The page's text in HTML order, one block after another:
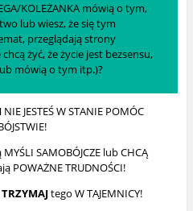
KOLEŻANKA mówią o tym,
lub wiesz, że się tym
przeglądają strony
żyć, że życie jest bezsensu,
mówią o tym itp.)?
NIE JESTEŚ W STANIE POMÓC
SAMOBÓJCZE lub CHCĄ
POWAŻNE TRUDNOŚCI!
tego W TAJEMNICY!